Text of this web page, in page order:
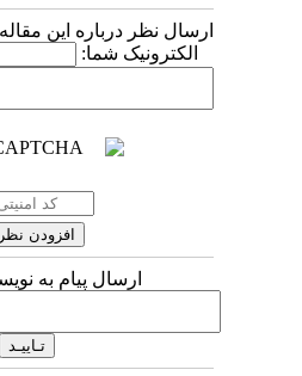
ارسال نظر درباره این
الکترونیک شما:
ارسال پیام به